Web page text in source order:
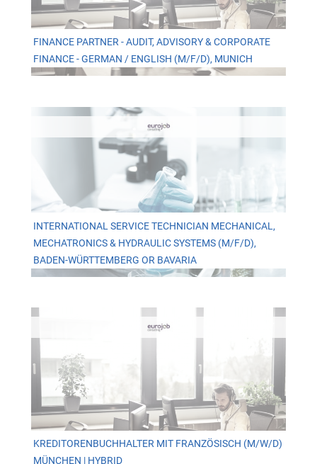
FINANCE PARTNER - AUDIT, ADVISORY & CORPORATE
FINANCE - GERMAN / ENGLISH (M/F/D), MUNICH
INTERNATIONAL SERVICE TECHNICIAN MECHANICAL,
MECHATRONICS & HYDRAULIC SYSTEMS (M/F/D),
BADEN-WÜRTTEMBERG OR BAVARIA
KREDITORENBUCHHALTER MIT FRANZÖSISCH (M/W/D)
MÜNCHEN | HYBRID